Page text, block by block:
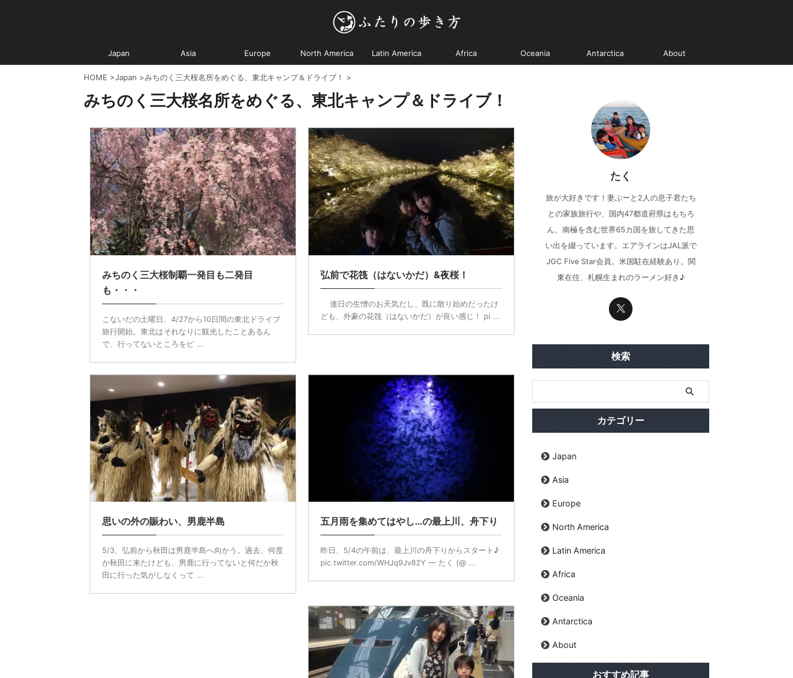
Japan Asia Europe North America Latin America Africa Oceania Antarctica About
HOME >Japan >みちのく三大桜名所をめぐる、東北キャンプ＆ドライブ！ >
みちのく三大桜名所をめぐる、東北キャンプ＆ドライブ！
みちのく三大桜制覇一発目も二発目
も・・・
こないだの土曜日、4/27から10日間の東北ドライブ
旅行開始。東北はそれなりに観光したことあるん
で、行ってないところをピ ...
弘前で花筏（はないかだ）&夜桜！
連日の生憎のお天気だし、既に散り始めだったけ
ども、外豪の花筏（はないかだ）が良い感じ！ pi ...
思いの外の賑わい、男鹿半島
5/3、弘前から秋田は男鹿半島へ向かう。過去、何度
か秋田に来たけども、男鹿に行ってないと何だか秋
田に行った気がしなくって ...
五月雨を集めてはやし…の最上川、舟下り
昨日、5/4の午前は、最上川の舟下りからスタート♪
pic.twitter.com/WHJq9Jv82Y — たく (@ ...
たく
旅が大好きです！妻ぶーと2人の息子君たち
との家族旅行や、国内47都道府県はもちろ
ん、南極を含む世界65カ国を旅してきた思
い出を綴っています。エアラインはJAL派で
JGC Five Star会員。米国駐在経験あり。関
東在住、札幌生まれのラーメン好き♪
検索
カテゴリー
Japan
Asia
Europe
North America
Latin America
Africa
Oceania
Antarctica
About
おすすめ記事